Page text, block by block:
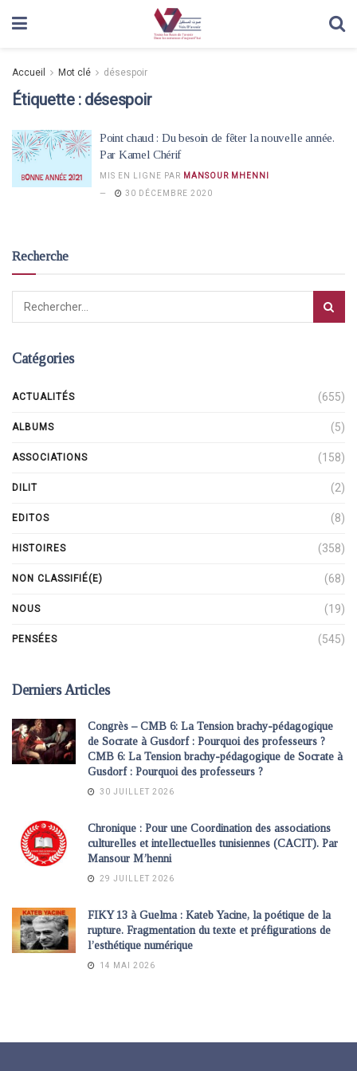
Accueil Mot clé désespoir
Étiquette : désespoir
Point chaud : Du besoin de fêter la nouvelle année.
Par Kamel Chérif
MIS EN LIGNE PAR MANSOUR MHENNI
30 DÉCEMBRE 2020
Recherche
Catégories
ACTUALITÉS (655)
ALBUMS (5)
ASSOCIATIONS (158)
DILIT (2)
EDITOS (8)
HISTOIRES (358)
NON CLASSIFIÉ(E) (68)
NOUS (19)
PENSÉES (545)
Derniers Articles
Congrès – CMB 6: La Tension brachy-pédagogique
de Socrate à Gusdorf : Pourquoi des professeurs ?
CMB 6: La Tension brachy-pédagogique de Socrate à
Gusdorf : Pourquoi des professeurs ?
30 JUILLET 2026
Chronique : Pour une Coordination des associations
culturelles et intellectuelles tunisiennes (CACIT). Par
Mansour M’henni
29 JUILLET 2026
FIKY 13 à Guelma : Kateb Yacine, la poétique de la
rupture. Fragmentation du texte et préfigurations de
l’esthétique numérique
14 MAI 2026